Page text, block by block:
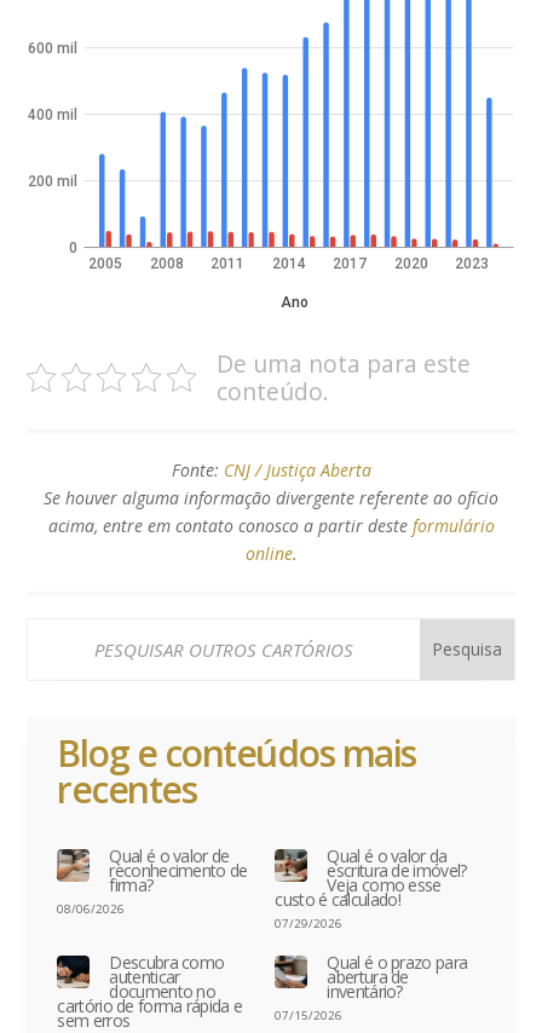
2005 2008 2011 2014 2017 2020 2023
Ano
0
200 mil
400 mil
600 mil
De uma nota para este
conteúdo.
Fonte: CNJ / Justiça Aberta
Se houver alguma informação divergente referente ao ofício
acima, entre em contato conosco a partir deste formulário
online.
Blog e conteúdos mais
recentes
Qual é o valor de
reconhecimento de
firma?
08/06/2026
Qual é o valor da
escritura de imóvel?
Veja como esse
custo é calculado!
07/29/2026
Descubra como
autenticar
documento no
cartório de forma rápida e
sem erros
Qual é o prazo para
abertura de
inventário?
07/15/2026